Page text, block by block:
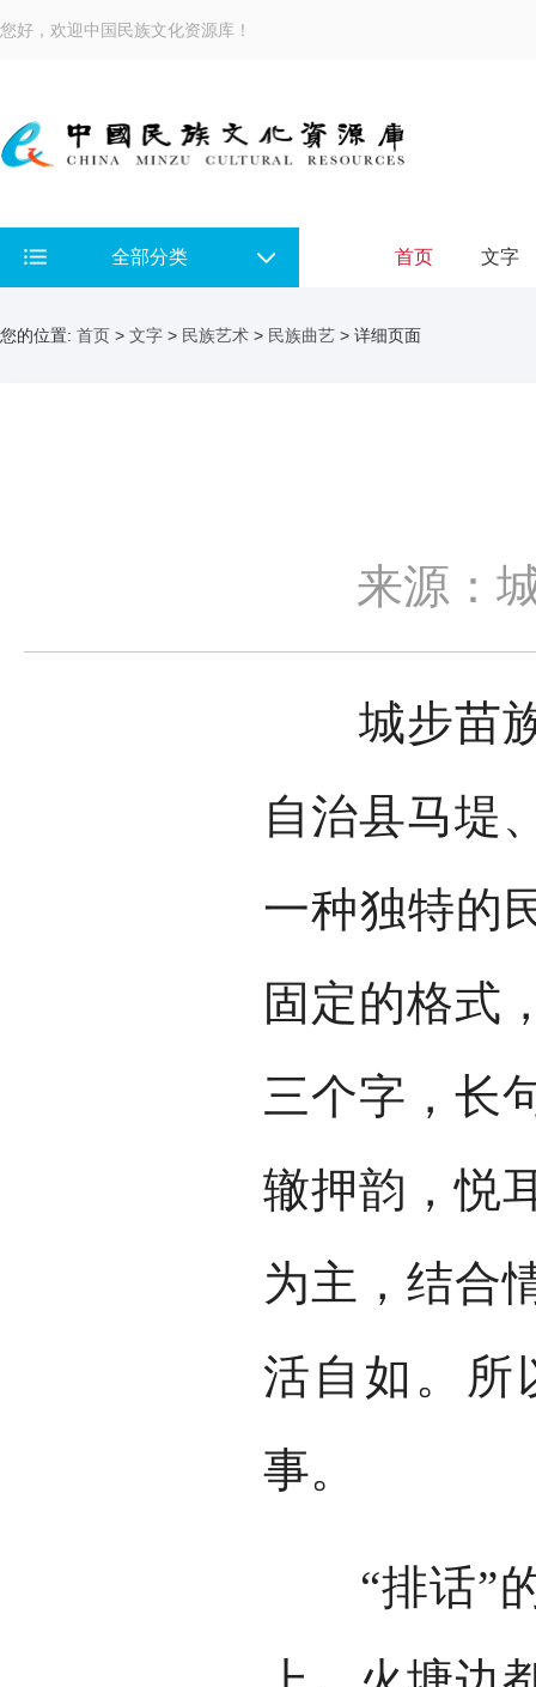
您好，欢迎中国民族文化资源库！
全部分类 首页 文字
您的位置: 首页 > 文字 > 民族艺术 > 民族曲艺 > 详细页面
来源：
城步苗族
自治县马堤
一种独特的
固定的格式
三个字，长
辙押韵，悦
为主，结合
活自如。所
事。
“排话”的